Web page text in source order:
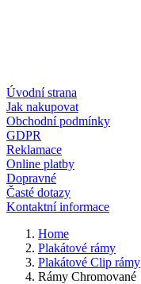
Úvodní strana
Jak nakupovat
Obchodní podmínky
GDPR
Reklamace
Online platby
Dopravné
Časté dotazy
Kontaktní informace
Home
Plakátové rámy
Plakátové Clip rámy
Rámy Chromované